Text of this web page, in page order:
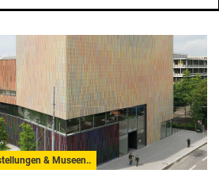
& Museen..